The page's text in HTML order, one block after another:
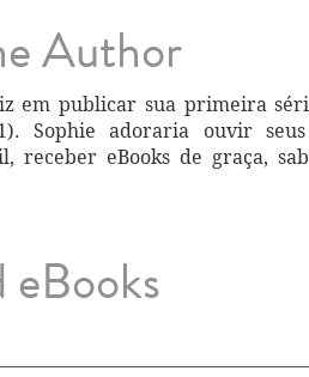
Author
em publicar sua primeira
Sophie adoraria ouvir
receber eBooks de graça,
eBooks